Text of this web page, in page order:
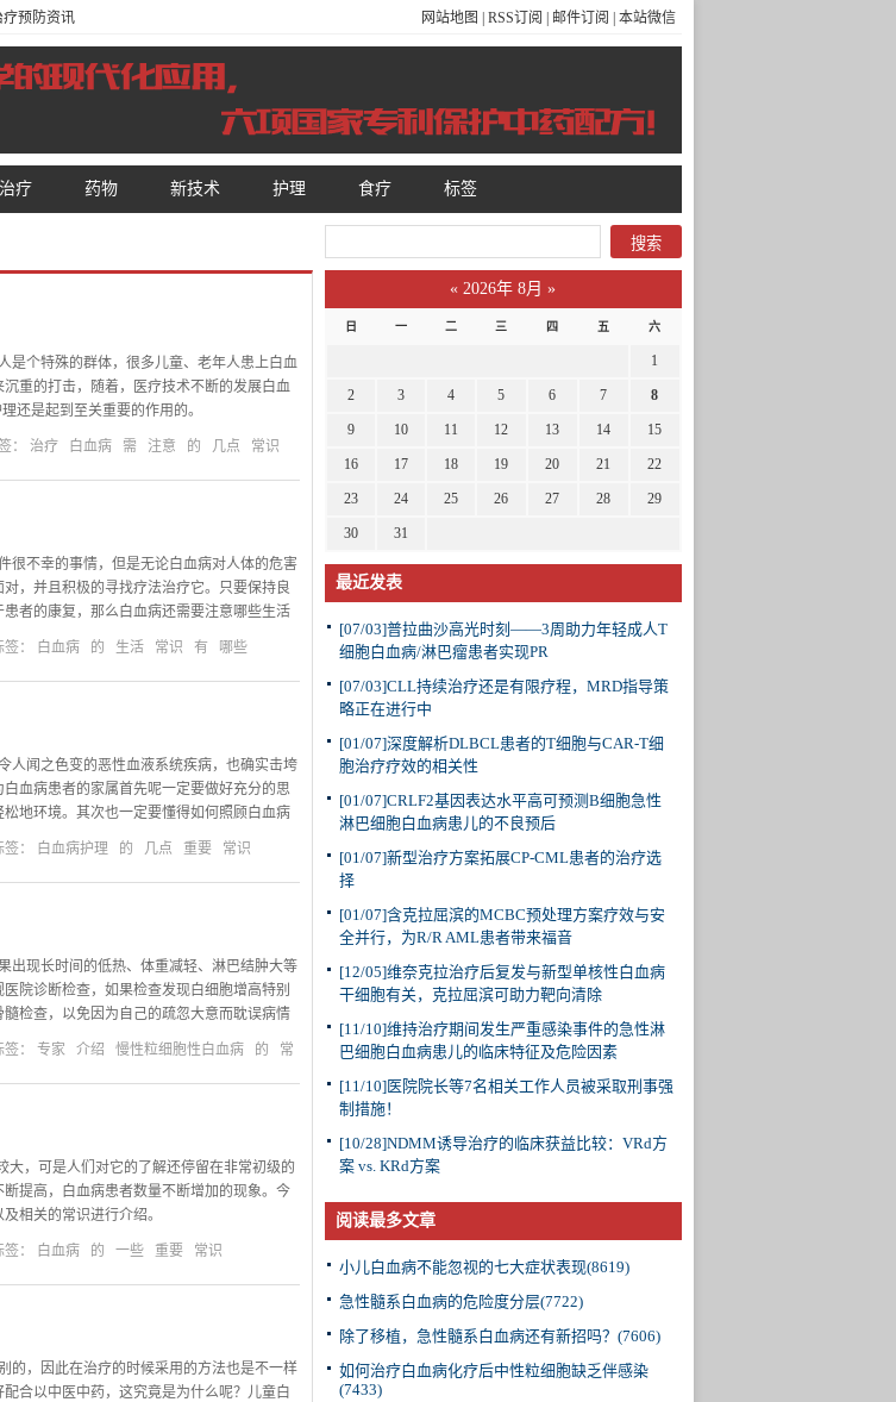
网站地图 RSS订阅 邮件订阅 本站微信
预防资讯
治疗 药物 新技术 护理 食疗 标签
是个特殊的群体，很多儿童、老年人患上白血
重的打击，随着，医疗技术不断的发展白血
还是起到至关重要的作用的。
是非常的明显，只是功能的减退，能给予合
期不单是细胞功能丧失，而影响到其他器官
： 治疗 白血病 需 注意 的 几点 常识
很不幸的事情，但是无论白血病对人体的危害
，并且积极的寻找疗法治疗它。只要保持良
者的康复，那么白血病还需要注意哪些生活
常生活中应注意饮食卫生，避免食用生冷、隔
食用;一些油炸或比较坚硬的食物也应避免食
食品，少吃辛辣刺激性食物;还要尽可能保持
裂，增加局部感染的机会。同时要选择质量
蛋、乳类、鱼虾、瘦肉、豆腐、豆浆等，以
有丰富的维生素食物，如富含维生素C的西红
食物。
签： 白血病 的 生活 常识 有 哪些
人闻之色变的恶性血液系统疾病，也确实击垮
血病患者的家属首先呢一定要做好充分的思
地环境。其次也一定要懂得如何照顾白血病
签： 白血病护理 的 几点 重要 常识
出现长时间的低热、体重减轻、淋巴结肿大等
院诊断检查，如果检查发现白细胞增高特别
检查，以免因为自己的疏忽大意而耽误病情
粒细胞白血病，发病隐匿，病情发展缓
发现。
签： 专家 介绍 慢性粒细胞性白血病 的
常
大，可是人们对它的了解还停留在非常初级的
提高，白血病患者数量不断增加的现象。今
相关的常识进行介绍。
签： 白血病 的 一些 重要 常识
的，因此在治疗的时候采用的方法也是不一样
合以中医中药，这究竟是为什么呢？儿童白
« 2026年 8月 »
日 一 二 三 四 五 六
1
2 3 4 5 6 7 8
9 10 11 12 13 14 15
16 17 18 19 20 21 22
23 24 25 26 27 28 29
30 31
最近发表
[07/03]普拉曲沙高光时刻——3周助力年轻成人T
细胞白血病/淋巴瘤患者实现PR
[07/03]CLL持续治疗还是有限疗程，MRD指导策
略正在进行中
[01/07]深度解析DLBCL患者的T细胞与CAR-T细
胞治疗疗效的相关性
[01/07]CRLF2基因表达水平高可预测B细胞急性
淋巴细胞白血病患儿的不良预后
[01/07]新型治疗方案拓展CP-CML患者的治疗选
择
[01/07]含克拉屈滨的MCBC预处理方案疗效与安
全并行，为R/R AML患者带来福音
[12/05]维奈克拉治疗后复发与新型单核性白血病
干细胞有关，克拉屈滨可助力靶向清除
[11/10]维持治疗期间发生严重感染事件的急性淋
巴细胞白血病患儿的临床特征及危险因素
[11/10]医院院长等7名相关工作人员被采取刑事强
制措施！
[10/28]NDMM诱导治疗的临床获益比较：VRd方
案 vs. KRd方案
阅读最多文章
小儿白血病不能忽视的七大症状表现(8619)
急性髓系白血病的危险度分层(7722)
除了移植，急性髓系白血病还有新招吗？(7606)
如何治疗白血病化疗后中性粒细胞缺乏伴感染
(7433)